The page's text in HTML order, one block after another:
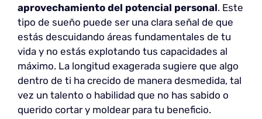
aprovechamiento del potencial personal. Este
tipo de sueño puede ser una clara señal de que
estás descuidando áreas fundamentales de tu
vida y no estás explotando tus capacidades al
máximo. La longitud exagerada sugiere que algo
dentro de ti ha crecido de manera desmedida, tal
vez un talento o habilidad que no has sabido o
querido cortar y moldear para tu beneficio.